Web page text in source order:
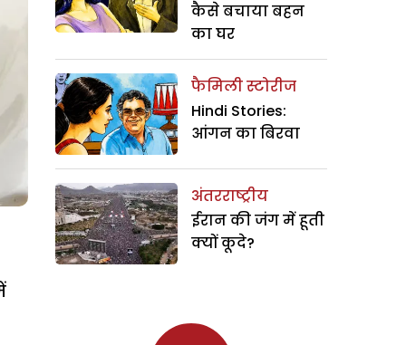
कैसे बचाया बहन
का घर
फैमिली स्टोरीज
Hindi Stories:
आंगन का बिरवा
अंतरराष्ट्रीय
ईरान की जंग में हूती
क्यों कूदे?